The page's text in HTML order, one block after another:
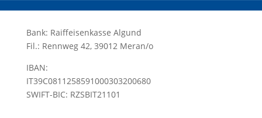
Bank: Raiffeisenkasse Algund
Fil.: Rennweg 42, 39012 Meran/o
IBAN:
IT39C0811258591000303200680
SWIFT-BIC: RZSBIT21101